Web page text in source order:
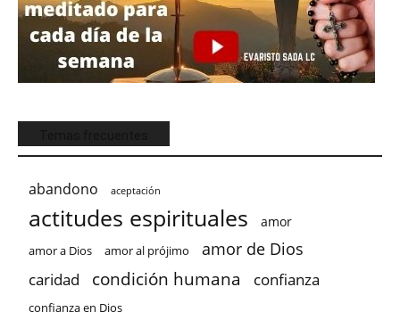
abandono aceptación
actitudes espirituales amor
amor a Dios amor al prójimo amor de Dios
caridad condición humana confianza
confianza en Dios